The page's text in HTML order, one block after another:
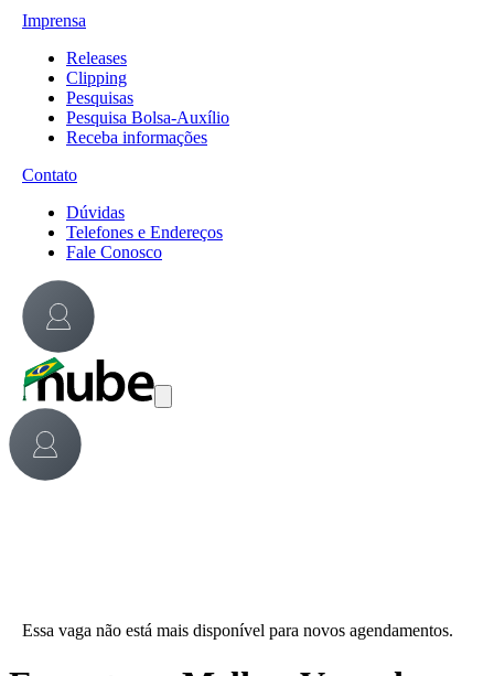
Imprensa
Releases
Clipping
Pesquisas
Pesquisa Bolsa-Auxílio
Receba informações
Contato
Dúvidas
Telefones e Endereços
Fale Conosco
Essa vaga não está mais disponível para novos agendamentos.